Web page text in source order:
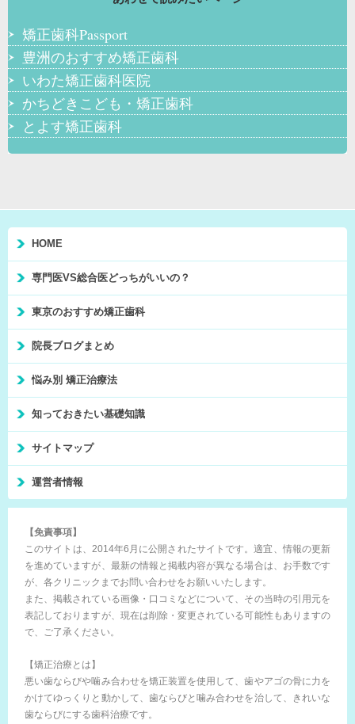
矯正歯科Passport
豊洲のおすすめ矯正歯科
いわた矯正歯科医院
かちどきこども・矯正歯科
とよす矯正歯科
HOME
専門医VS総合医どっちがいいの？
東京のおすすめ矯正歯科
院長ブログまとめ
悩み別 矯正治療法
知っておきたい基礎知識
サイトマップ
運営者情報
【免責事項】
このサイトは、2014年6月に公開されたサイトです。適宜、情報の更新
を進めていますが、最新の情報と掲載内容が異なる場合は、お手数です
が、各クリニックまでお問い合わせをお願いいたします。
また、掲載されている画像・口コミなどについて、その当時の引用元を
表記しておりますが、現在は削除・変更されている可能性もありますの
で、ご了承ください。
【矯正治療とは】
悪い歯ならびや噛み合わせを矯正装置を使用して、歯やアゴの骨に力を
かけてゆっくりと動かして、歯ならびと噛み合わせを治して、きれいな
歯ならびにする歯科治療です。